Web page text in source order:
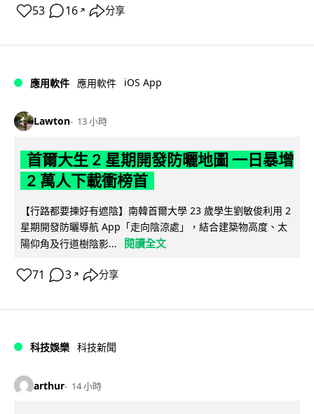
53 16 ↗ 分享
應用軟件 應用軟件 iOS App
Lawton 13 小時
首爾大生 2 星期開發防曬地圖 一日暴增
2 萬人下載衝榜首
【行路都要揀好有遮陰】南韓首爾大學 23 歲學生劉敏俊利用 2
星期開發防曬導航 App「走向陰涼處」，結合建築物高度、太
陽仰角及行道樹陰影...
閱讀全文
71 3 ↗ 分享
科技娛樂 科技新聞
arthur 14 小時